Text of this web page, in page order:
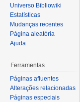
Universo Bibliowiki
Estatísticas
Mudanças recentes
Página aleatória
Ajuda
Ferramentas
Páginas afluentes
Alterações relacionadas
Páginas especiais